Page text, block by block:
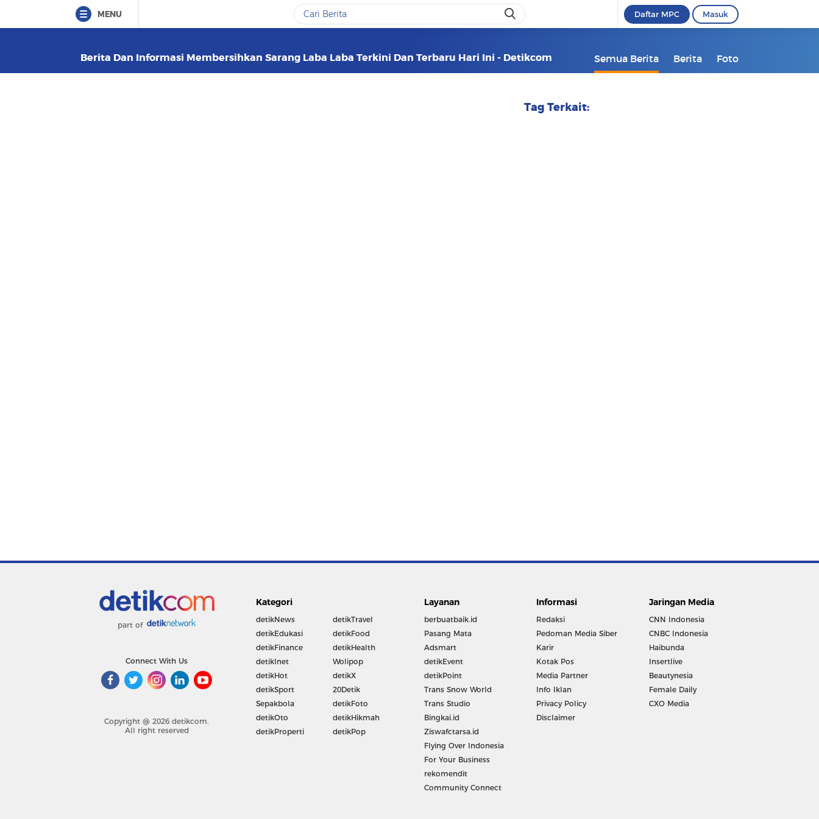
MENU Daftar MPC Masuk
Berita Dan Informasi Membersihkan Sarang Laba Laba Terkini Dan Terbaru Hari Ini - Detikcom Semua Berita Berita Foto
Tag Terkait:
part of
Connect With Us
Copyright @ 2026 detikcom.
All right reserved
Kategori
detikNews
detikEdukasi
detikFinance
detikInet
detikHot
detikSport
Sepakbola
detikOto
detikProperti
detikTravel
detikFood
detikHealth
Wolipop
detikX
20Detik
detikFoto
detikHikmah
detikPop
Layanan
berbuatbaik.id
Pasang Mata
Adsmart
detikEvent
detikPoint
Trans Snow World
Trans Studio
Bingkai.id
Ziswafctarsa.id
Flying Over Indonesia
For Your Business
rekomendit
Community Connect
Informasi
Redaksi
Pedoman Media Siber
Karir
Kotak Pos
Media Partner
Info Iklan
Privacy Policy
Disclaimer
Jaringan Media
CNN Indonesia
CNBC Indonesia
Haibunda
Insertlive
Beautynesia
Female Daily
CXO Media